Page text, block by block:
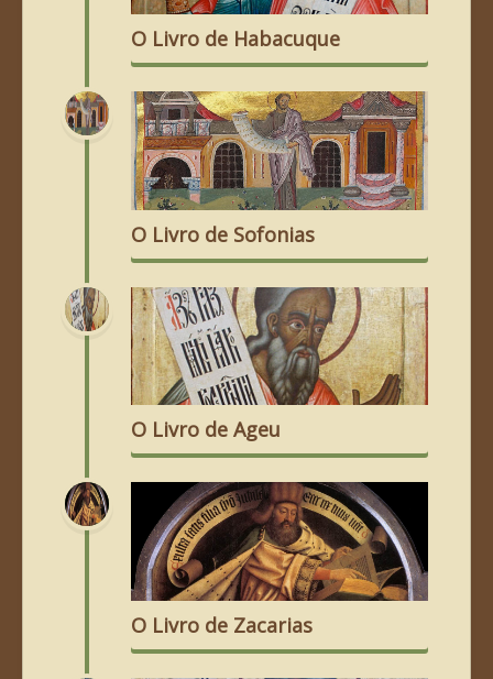
O Livro de Habacuque
O Livro de Sofonias
O Livro de Ageu
O Livro de Zacarias